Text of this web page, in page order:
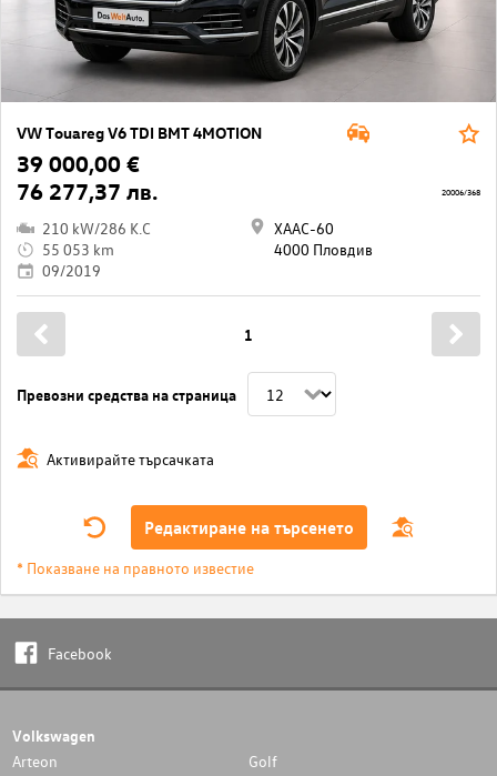
VW Touareg V6 TDI BMT 4MOTION
39 000,00 €
76 277,37 лв.
210 kW/286 K.C
55 053 km
09/2019
ХААС-60
4000 Пловдив
20006/368
Превозни средства на страница
1
Активирайте търсачката
Редактиране на търсенето
* Показване на правното известие
Facebook
Volkswagen
Arteon
Golf